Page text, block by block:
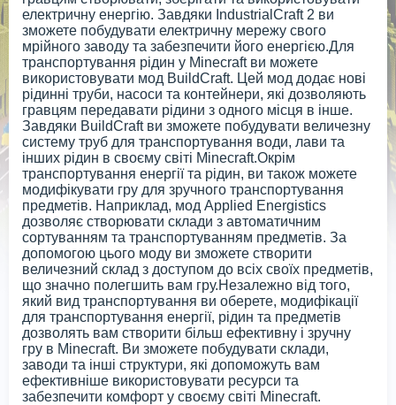
електричну енергію. Завдяки IndustrialCraft 2 ви
зможете побудувати електричну мережу свого
мрійного заводу та забезпечити його енергією.Для
транспортування рідин у Minecraft ви можете
використовувати мод BuildCraft. Цей мод додає нові
рідинні труби, насоси та контейнери, які дозволяють
гравцям передавати рідини з одного місця в інше.
Завдяки BuildCraft ви зможете побудувати величезну
систему труб для транспортування води, лави та
інших рідин в своєму світі Minecraft.Окрім
транспортування енергії та рідин, ви також можете
модифікувати гру для зручного транспортування
предметів. Наприклад, мод Applied Energistics
дозволяє створювати склади з автоматичним
сортуванням та транспортуванням предметів. За
допомогою цього моду ви зможете створити
величезний склад з доступом до всіх своїх предметів,
що значно полегшить вам гру.Незалежно від того,
який вид транспортування ви оберете, модифікації
для транспортування енергії, рідин та предметів
дозволять вам створити більш ефективну і зручну
гру в Minecraft. Ви зможете побудувати склади,
заводи та інші структури, які допоможуть вам
ефективніше використовувати ресурси та
забезпечити комфорт у своєму світі Minecraft.